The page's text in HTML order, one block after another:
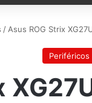
/ Asus ROG Strix
Periféricos